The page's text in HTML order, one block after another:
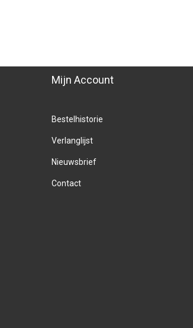
Mijn Account
Bestelhistorie
Verlanglijst
Nieuwsbrief
Contact